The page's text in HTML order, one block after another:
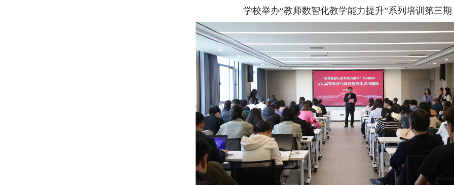
学校举办“教师数智化教学能力提升”系列培训第三期